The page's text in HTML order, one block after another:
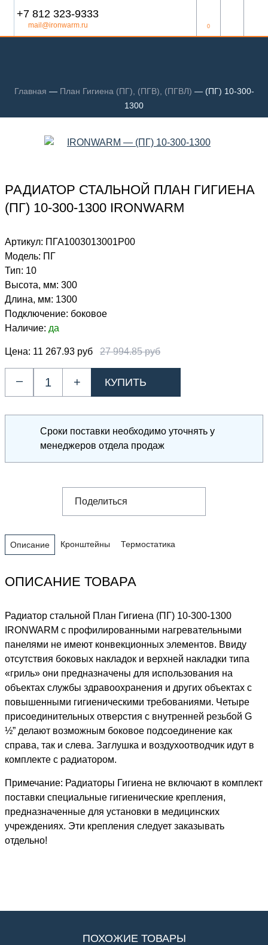
+7 812 323-9333
mail@ironwarm.ru 0
Главная — План Гигиена (ПГ), (ПГВ), (ПГВЛ) — (ПГ) 10-300-
1300
РАДИАТОР СТАЛЬНОЙ ПЛАН ГИГИЕНА
(ПГ) 10-300-1300 IRONWARM
Артикул: ПГА1003013001P00
Модель: ПГ
Тип: 10
Высота, мм: 300
Длина, мм: 1300
Подключение: боковое
Наличие: да
Цена: 11 267.93 руб 27 994.85 руб
– +
Сроки поставки необходимо уточнять у
менеджеров отдела продаж
Поделиться
Описание Кронштейны Термостатика
ОПИСАНИЕ ТОВАРА
Радиатор стальной План Гигиена (ПГ) 10-300-1300
IRONWARM с профилированными нагревательными
панелями не имеют конвекционных элементов. Ввиду
отсутствия боковых накладок и верхней накладки типа
«гриль» они предназначены для использования на
объектах службы здравоохранения и других объектах с
повышенными гигиеническими требованиями. Четыре
присоединительных отверстия с внутренней резьбой G
½” делают возможным боковое подсоединение как
справа, так и слева. Заглушка и воздухоотводчик идут в
комплекте с радиатором.
Примечание: Радиаторы Гигиена не включают в комплект
поставки специальные гигиенические крепления,
предназначенные для установки в медицинских
учреждениях. Эти крепления следует заказывать
отдельно!
ПОХОЖИЕ ТОВАРЫ